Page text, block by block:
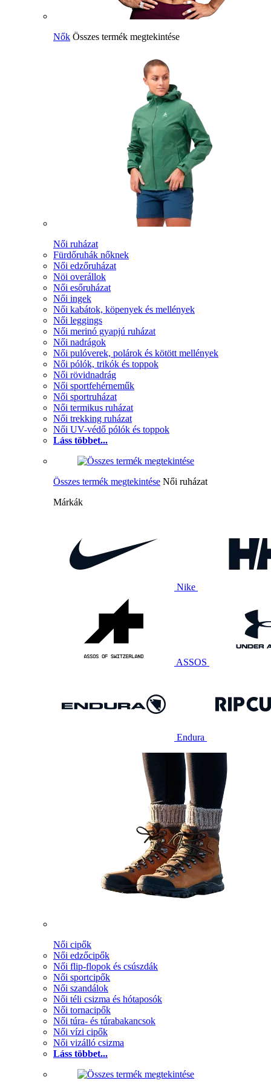
Nők Összes termék megtekintése
Női ruházat
Fürdőruhák nőknek
Női edzőruházat
Nöi overállok
Női esőruházat
Női ingek
Női kabátok, köpenyek és mellények
Női leggings
Női merinó gyapjú ruházat
Női nadrágok
Női pulóverek, polárok és kötött mellények
Női pólók, trikók és toppok
Női rövidnadrág
Női sportfehérneműk
Női sportruházat
Női termikus ruházat
Női trekking ruházat
Női UV-védő pólók és toppok
Láss többet...
Összes termék megtekintése Női ruházat
Márkák
Nike
ASSOS
Endura
Női cipők
Női edzőcipők
Női flip-flopok és csúszdák
Női sportcipők
Női szandálok
Női téli csizma és hótaposók
Női tornacipők
Női túra- és túrabakancsok
Női vízi cipők
Női vizálló csizma
Láss többet...